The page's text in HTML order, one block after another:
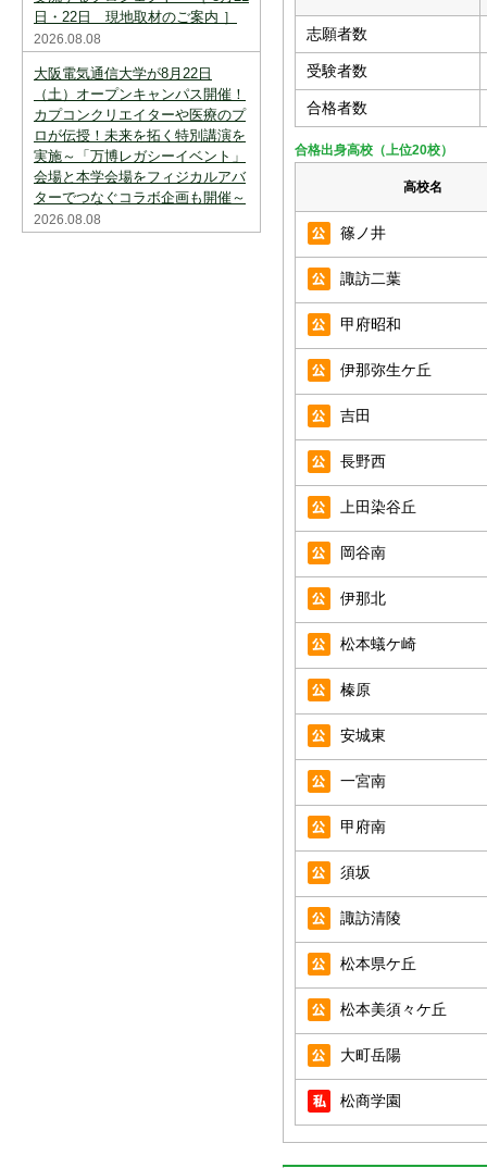
日・22日 現地取材のご案内 ］
2026.08.08
大阪電気通信大学が8月22日
（土）オープンキャンパス開催！
カプコンクリエイターや医療のプ
ロが伝授！未来を拓く特別講演を
実施～「万博レガシーイベント」
会場と本学会場をフィジカルアバ
ターでつなぐコラボ企画も開催～
2026.08.08
志願者数
受験者数
合格者数
合格出身高校（上位20校）
高校名
篠ノ井
諏訪二葉
甲府昭和
伊那弥生ケ丘
吉田
長野西
上田染谷丘
岡谷南
伊那北
松本蟻ケ崎
榛原
安城東
一宮南
甲府南
須坂
諏訪清陵
松本県ケ丘
松本美須々ケ丘
大町岳陽
松商学園